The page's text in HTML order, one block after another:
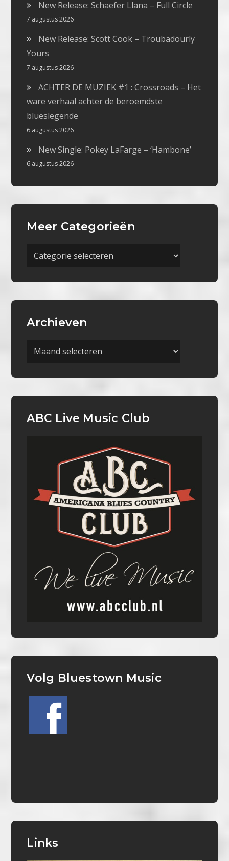
New Release: Schaefer Llana – Full Circle
7 augustus 2026
New Release: Scott Cook – Troubadourly
Yours
7 augustus 2026
ACHTER DE MUZIEK #1 : Crossroads – Het
ware verhaal achter de beroemdste
blueslegende
6 augustus 2026
New Single: Pokey LaFarge – ‘Hambone’
6 augustus 2026
Meer Categorieën
Meer
Archieven
Archieven
ABC Live Music Club
Volg Bluestown Music
Links